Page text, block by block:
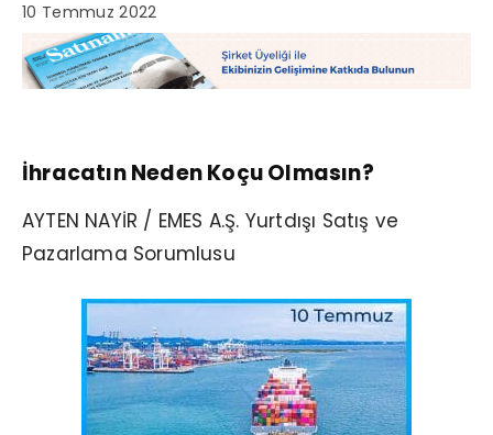
10 Temmuz 2022
İhracatın Neden Koçu Olmasın?
AYTEN NAYİR / EMES A.Ş. Yurtdışı Satış ve
Pazarlama Sorumlusu